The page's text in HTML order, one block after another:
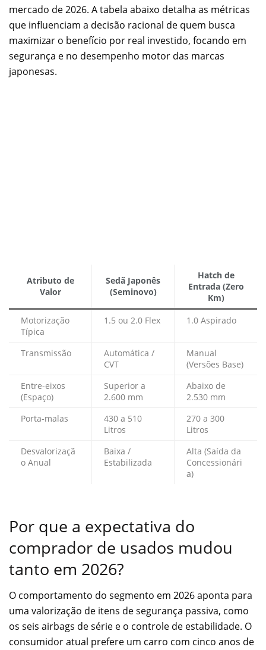
mercado de 2026. A tabela abaixo detalha as métricas
que influenciam a decisão racional de quem busca
maximizar o benefício por real investido, focando em
segurança e no desempenho motor das marcas
japonesas.
Atributo de
Valor
Sedã Japonês
(Seminovo)
Hatch de
Entrada (Zero
Km)
Motorização
Típica
1.5 ou 2.0 Flex 1.0 Aspirado
Transmissão
Automática /
CVT
Manual
(Versões Base)
Entre-eixos
(Espaço)
Superior a
2.600 mm
Abaixo de
2.530 mm
Porta-malas
430 a 510
Litros
270 a 300
Litros
Desvalorizaçã
o Anual
Baixa /
Estabilizada
Alta (Saída da
Concessionári
a)
Por que a expectativa do
comprador de usados mudou
tanto em 2026?
O comportamento do segmento em 2026 aponta para
uma valorização de itens de segurança passiva, como
os seis airbags de série e o controle de estabilidade. O
consumidor atual prefere um carro com cinco anos de